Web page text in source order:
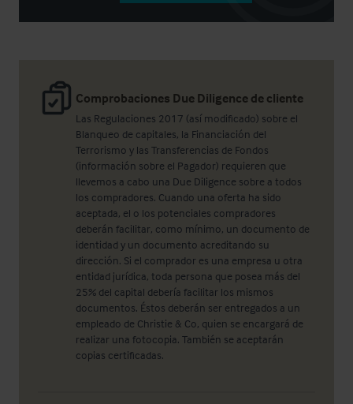
Comprobaciones Due Diligence de cliente
Las Regulaciones 2017 (así modificado) sobre el
Blanqueo de capitales, la Financiación del
Terrorismo y las Transferencias de Fondos
(información sobre el Pagador) requieren que
llevemos a cabo una Due Diligence sobre a todos
los compradores. Cuando una oferta ha sido
aceptada, el o los potenciales compradores
deberán facilitar, como mínimo, un documento de
identidad y un documento acreditando su
dirección. Si el comprador es una empresa u otra
entidad jurídica, toda persona que posea más del
25% del capital debería facilitar los mismos
documentos. Éstos deberán ser entregados a un
empleado de Christie & Co, quien se encargará de
realizar una fotocopia. También se aceptarán
copias certificadas.